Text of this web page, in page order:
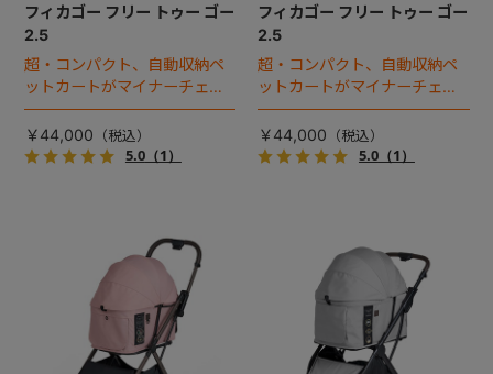
フィカゴー フリー トゥー ゴー
2.5
超・コンパクト、自動収納ペ
ットカートがマイナーチェン
ジ！
￥44,000
5.0（1）
フィカゴー フリー トゥー ゴー
2.5
超・コンパクト、自動収納ペ
ットカートがマイナーチェン
ジ！
￥44,000
5.0（1）